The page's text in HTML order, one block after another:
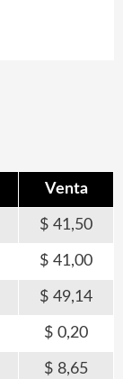
Venta
41,50
41,00
49,14
0,20
8,65